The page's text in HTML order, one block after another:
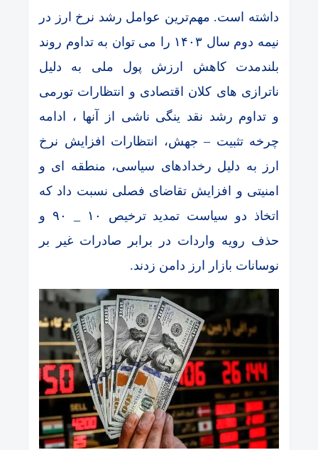
داشته است. مهم‌ترین عوامل رشد نرخ ارز در
نیمه دوم سال ۱۴۰۳ را می توان به تداوم روند
بلندمدت کاهش ارزش پول ملی به دلیل
ناترازی های کلان اقتصادی و انتظارات تورمی
و تداوم رشد نقد ینگی ناشی از آنها ، ادامه
چرخه تثبیت – جهش، انتظارات افزایش نرخ
ارز به دلیل رخدادهای سیاسی، منطقه ای و
امنیتی و افزایش تقاضای فصلی نسبت داد که
اتخاذ دو سیاست تمدید ترخیص ۱۰ _ ۹۰‌ و
حذف رویه واردات در برابر صادرات غیر بر
نوسانات بازار ارز دامن زدند.